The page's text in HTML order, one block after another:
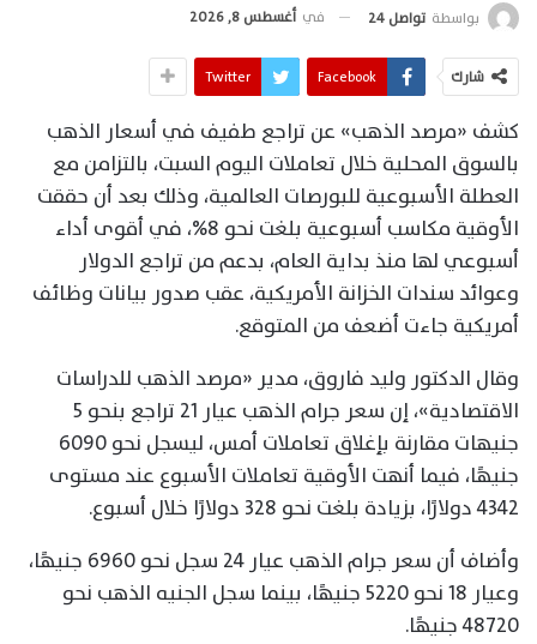
بواسطة تواصل 24 في أغسطس 8, 2026
شارك Facebook
Twitter
كشف «مرصد الذهب» عن تراجع طفيف في أسعار الذهب
بالسوق المحلية خلال تعاملات اليوم السبت، بالتزامن مع
العطلة الأسبوعية للبورصات العالمية، وذلك بعد أن حققت
الأوقية مكاسب أسبوعية بلغت نحو 8%، في أقوى أداء
أسبوعي لها منذ بداية العام، بدعم من تراجع الدولار
وعوائد سندات الخزانة الأمريكية، عقب صدور بيانات وظائف
أمريكية جاءت أضعف من المتوقع.
وقال الدكتور وليد فاروق، مدير «مرصد الذهب للدراسات
الاقتصادية»، إن سعر جرام الذهب عيار 21 تراجع بنحو 5
جنيهات مقارنة بإغلاق تعاملات أمس، ليسجل نحو 6090
جنيهًا، فيما أنهت الأوقية تعاملات الأسبوع عند مستوى
4342 دولارًا، بزيادة بلغت نحو 328 دولارًا خلال أسبوع.
وأضاف أن سعر جرام الذهب عيار 24 سجل نحو 6960 جنيهًا،
وعيار 18 نحو 5220 جنيهًا، بينما سجل الجنيه الذهب نحو
48720 جنيهًا.